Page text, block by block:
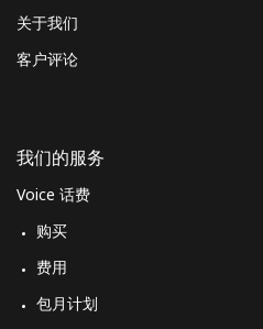
关于我们
客户评论
我们的服务
Voice 话费
购买
费用
包月计划